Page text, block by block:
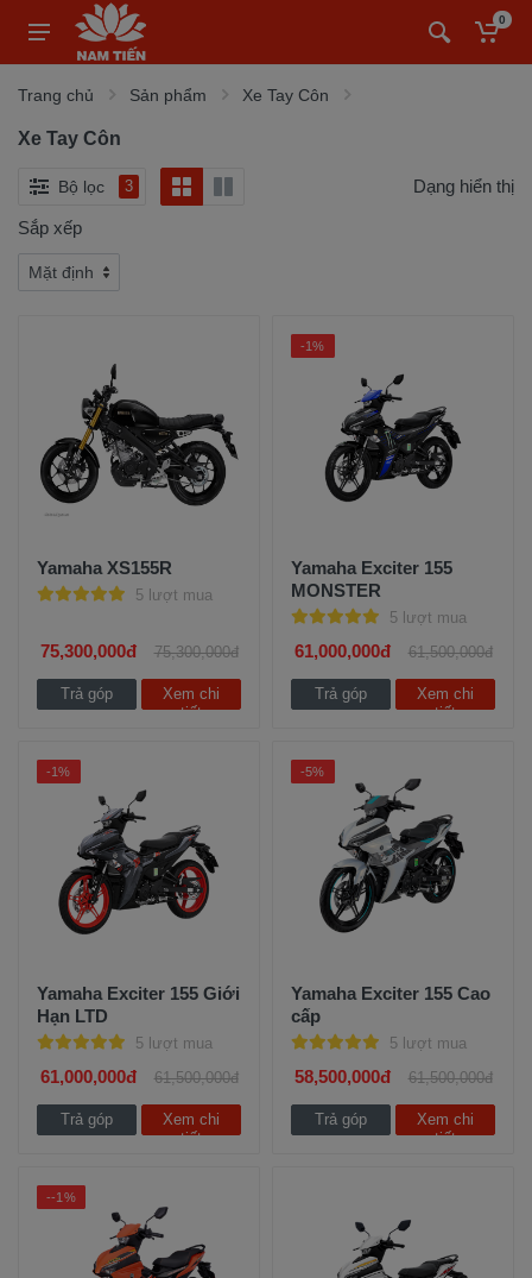
0
Trang chủ Sản phẩm Xe Tay Côn
Xe Tay Côn
Bộ lọc 3 Dạng hiển thị
Sắp xếp
Yamaha XS155R
5 lượt mua
75,300,000đ 75,300,000đ
Trả góp
Xem chi
tiết
-1%
Yamaha Exciter 155
MONSTER
5 lượt mua
61,000,000đ 61,500,000đ
Trả góp
Xem chi
tiết
-1%
Yamaha Exciter 155 Giới
Hạn LTD
5 lượt mua
61,000,000đ 61,500,000đ
Trả góp
Xem chi
tiết
-5%
Yamaha Exciter 155 Cao
cấp
5 lượt mua
58,500,000đ 61,500,000đ
Trả góp
Xem chi
tiết
--1%